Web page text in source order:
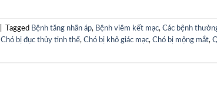
Tagged Bệnh tăng nhãn áp, Bệnh viêm kết mạc, Các bệnh
Chó bị đục thủy tinh thể, Chó bị khô giác mạc, Chó bị mộng mắt,